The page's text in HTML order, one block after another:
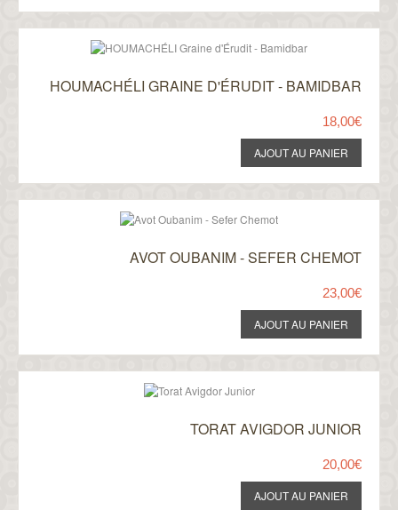
HOUMACHÉLI GRAINE D'ÉRUDIT - BAMIDBAR
18,00€
AVOT OUBANIM - SEFER CHEMOT
23,00€
TORAT AVIGDOR JUNIOR
20,00€